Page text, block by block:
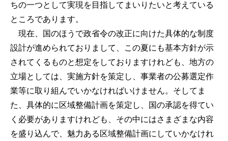
ちの一つとして実現を目指してまいりたいと考えている
ところであります。
現在、国のほうで政省令の改正に向けた具体的な制度
設計が進められておりまして、この夏にも基本方針が示
されてくるものと想定をしておりますけれども、地方の
立場としては、実施方針を策定し、事業者の公募選定作
業等に取り組んでいかなければいけません。そしてま
た、具体的に区域整備計画を策定し、国の承認を得てい
く必要がありますけれども、その中にはさまざまな内容
を盛り込んで、魅力ある区域整備計画にしていかなけれ